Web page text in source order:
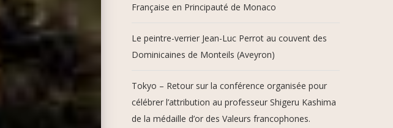
Française en Principauté de Monaco
Le peintre-verrier Jean-Luc Perrot au couvent des
Dominicaines de Monteils (Aveyron)
Tokyo – Retour sur la conférence organisée pour
célébrer l’attribution au professeur Shigeru Kashima
de la médaille d’or des Valeurs francophones.